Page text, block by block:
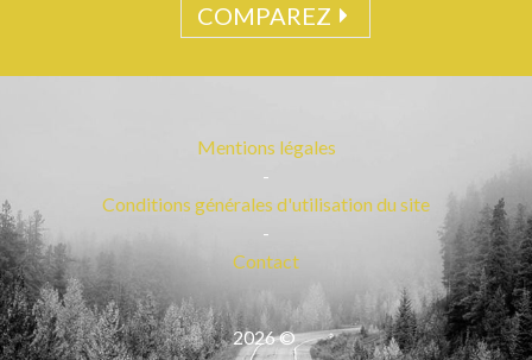
COMPAREZ
Mentions légales
-
Conditions générales d'utilisation du site
-
Contact
2026©